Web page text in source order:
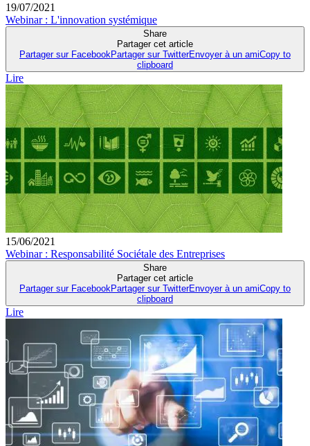
19/07/2021
Webinar : L'innovation systémique
Share
Partager cet article
Partager sur Facebook Partager sur TwitterEnvoyer à un amiCopy to
clipboard
Lire
15/06/2021
Webinar : Responsabilité Sociétale des Entreprises
Share
Partager cet article
Partager sur Facebook Partager sur TwitterEnvoyer à un amiCopy to
clipboard
Lire